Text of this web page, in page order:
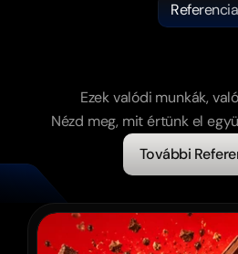
Referencia
Ezek valódi munkák,
Nézd meg, mit értünk el
További